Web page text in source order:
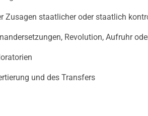
Zusagen staatlicher oder staatlich
Revolution, Aufruhr
und des Transfers